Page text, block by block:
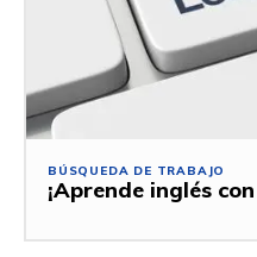
BÚSQUEDA DE TRABAJO
¡Aprende inglés